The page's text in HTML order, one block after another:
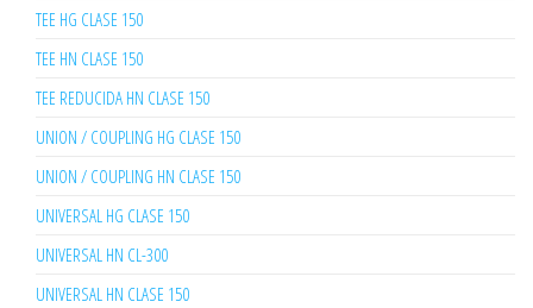
TEE HG CLASE 150
TEE HN CLASE 150
TEE REDUCIDA HN CLASE 150
UNION / COUPLING HG CLASE 150
UNION / COUPLING HN CLASE 150
UNIVERSAL HG CLASE 150
UNIVERSAL HN CL-300
UNIVERSAL HN CLASE 150